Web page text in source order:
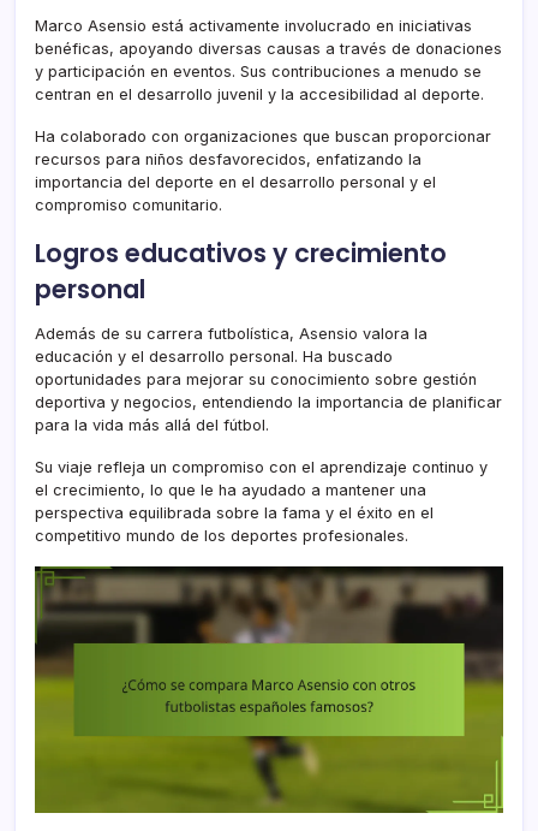
Marco Asensio está activamente involucrado en iniciativas
benéficas, apoyando diversas causas a través de donaciones
y participación en eventos. Sus contribuciones a menudo se
centran en el desarrollo juvenil y la accesibilidad al deporte.
Ha colaborado con organizaciones que buscan proporcionar
recursos para niños desfavorecidos, enfatizando la
importancia del deporte en el desarrollo personal y el
compromiso comunitario.
Logros educativos y crecimiento
personal
Además de su carrera futbolística, Asensio valora la
educación y el desarrollo personal. Ha buscado
oportunidades para mejorar su conocimiento sobre gestión
deportiva y negocios, entendiendo la importancia de planificar
para la vida más allá del fútbol.
Su viaje refleja un compromiso con el aprendizaje continuo y
el crecimiento, lo que le ha ayudado a mantener una
perspectiva equilibrada sobre la fama y el éxito en el
competitivo mundo de los deportes profesionales.